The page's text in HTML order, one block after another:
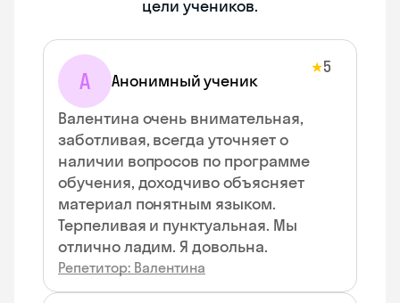
цели учеников.
А Анонимный ученик
★5
Валентина очень внимательная,
заботливая, всегда уточняет о
наличии вопросов по программе
обучения, доходчиво объясняет
материал понятным языком.
Терпеливая и пунктуальная. Мы
отлично ладим. Я довольна.
Репетитор: Валентина